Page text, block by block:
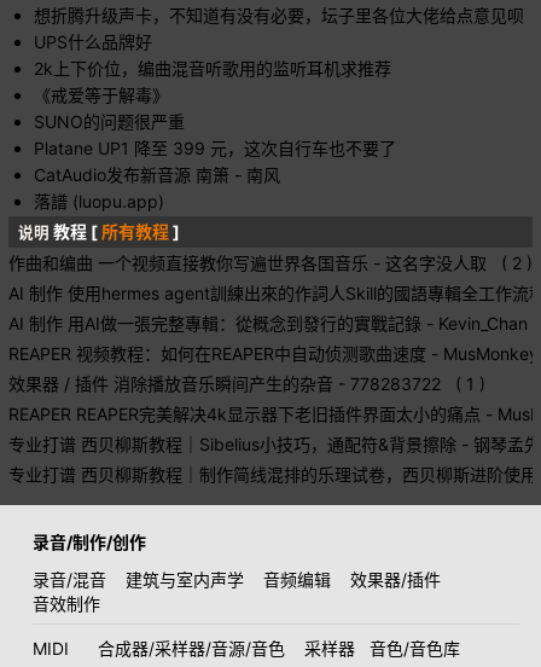
想折腾升级声卡，不知道有没有必要，坛子里各位大佬给点意见呗
UPS什么品牌好
2k上下价位，编曲混音听歌用的监听耳机求推荐
《戒爱等于解毒》
SUNO的问题很严重
Platane UP1 降至 399 元，这次自行车也不要了
CatAudio发布新音源 南箫 - 南风
落譜 (luopu.app)
说明 教程 [ 所有教程]
作曲和编曲 一个视频直接教你写遍世界各国音乐 - 这名字没人取 ( 2 )
AI 制作 使用hermes agent訓練出來的作詞人Skill的國語專輯全工作流
AI 制作 用AI做一張完整專輯：從概念到發行的實戰記錄 - Kevin_Chan
REAPER 视频教程：如何在REAPER中自动侦测歌曲速度 -
效果器 / 插件 消除播放音乐瞬间产生的杂音 - 778283722 ( 1 )
REAPER REAPER完美解决4k显示器下老旧插件界面太小的痛点 -
专业打谱 西贝柳斯教程｜Sibelius小技巧，通配符&背景擦除 - 钢琴孟
专业打谱 西贝柳斯教程｜制作简线混排的乐理试卷，西贝柳斯进阶使
录音/制作/创作
录音/混音
建筑与室内声学 音频编辑
效果器/插件
音效制作
MIDI 合成器/采样器/音源/音色 采样器 音色/音色库